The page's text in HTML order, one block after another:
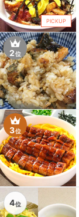
PICKUP
2位
3位
4位